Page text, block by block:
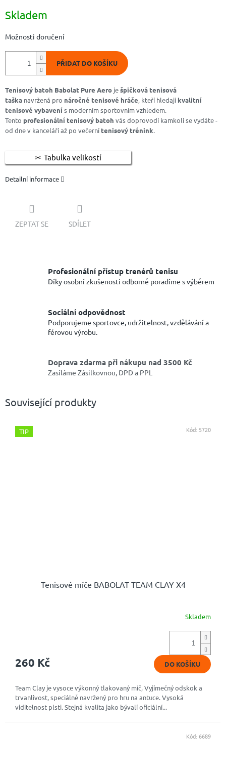
cena:
Skladem
Možnosti doručení
PŘIDAT DO KOŠÍKU
Tenisový batoh Babolat Pure Aero ješpičková tenisová
taška navržená pro náročné tenisové hráče, kteří hledají kvalitní
tenisové vybavení s moderním sportovním vzhledem.
Tento profesionální tenisový batoh vás doprovodí kamkoli se vydáte -
od dne v kanceláři až po večernítenisový trénink.
Tabulka velikostí
Detailní informace
ZEPTAT SE SDÍLET
Profesionální přístup trenérů tenisu
Díky osobní zkušenosti odborně poradíme s výběrem
Sociální odpovědnost
Podporujeme sportovce, udržitelnost, vzdělávání a
férovou výrobu.
Doprava zdarma při nákupu nad 3500 Kč
Zasíláme Zásilkovnou, DPD a PPL
Související produkty
TIP
Tenisové míče BABOLAT TEAM CLAY X4
Skladem
260 Kč DO KOŠÍKU
Team Clay je vysoce výkonný tlakovaný míč, Vyjímečný odskok a
trvanlivost, speciálně navržený pro hru na antuce. Vysoká
viditelnost plsti. Stejná kvalita jako bývalí oficiální...
Kód: 5720
Kód: 6689